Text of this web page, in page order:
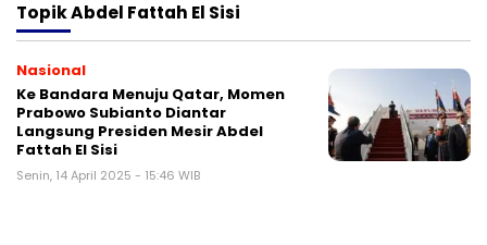
TopikAbdel Fattah El Sisi
Nasional
Ke Bandara Menuju Qatar, Momen
Prabowo Subianto Diantar
Langsung Presiden Mesir Abdel
Fattah El Sisi
Senin, 14 April 2025 - 15:46 WIB